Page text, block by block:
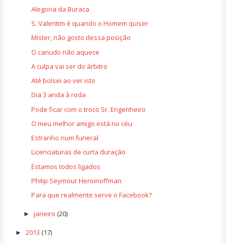
Alegoria da Buraca
S. Valentim é quando o Homem quiser
Mister, não gosto dessa posição
O canudo não aquece
A culpa vai ser do árbitro
Até bolsei ao ver isto
Dia 3 anda à roda
Pode ficar com o troco Sr. Engenheiro
O meu melhor amigo está no céu
Estranho num funeral
Licenciaturas de curta duração
Estamos todos ligados
Philip Seymour Heroinoffman
Para que realmente serve o Facebook?
► janeiro (20)
► 2013 (17)